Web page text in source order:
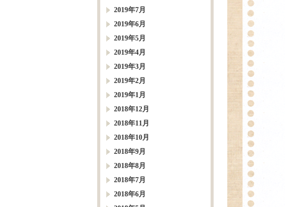
2019年7月
2019年6月
2019年5月
2019年4月
2019年3月
2019年2月
2019年1月
2018年12月
2018年11月
2018年10月
2018年9月
2018年8月
2018年7月
2018年6月